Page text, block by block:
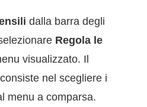
dalla barra degli
Regola le
visualizzato. Il
nel scegliere i
menu a comparsa.